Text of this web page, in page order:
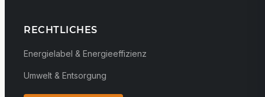
RECHTLICHES
Energielabel & Energieeffizienz
Umwelt & Entsorgung